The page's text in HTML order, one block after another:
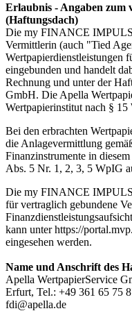
Erlaubnis - Angaben
(Haftungsdach)
Die my FINANCE
Vermittlerin (auch "Tied
Wertpapierdienstleistungen
eingebunden und handelt
Rechnung und unter der
GmbH. Die Apella
Wertpapierinstitut nach § 15
Bei den erbrachten
die Anlagevermittlung
Finanzinstrumente in
Abs. 5 Nr. 1, 2, 3, 5 WpIG
Die my FINANCE
für vertraglich gebundene
kann unter https://
eingesehen werden.
Name und Anschrift des
Apella WertpapierService
Erfurt, Tel.: +49 361 65 75
fdi@apella.de